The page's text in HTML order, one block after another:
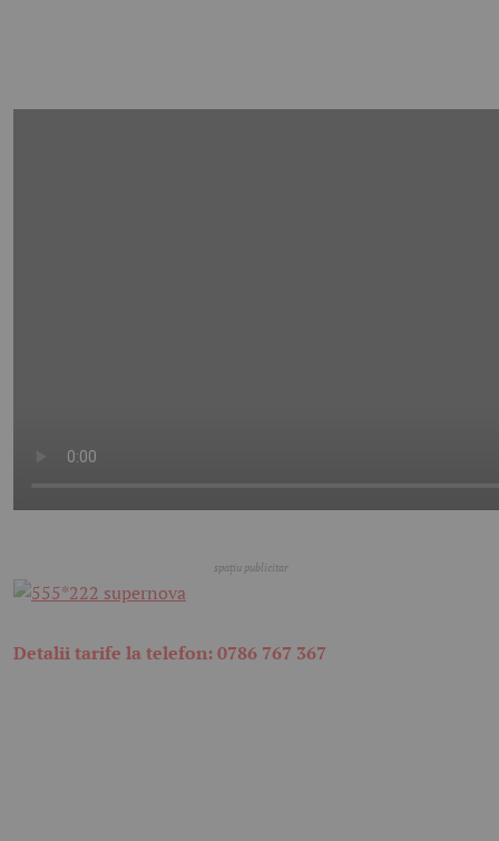
Detalii tarife la telefon: 0786 767 367